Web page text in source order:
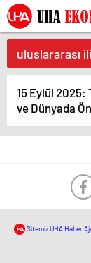
uluslararası
15 Eylül 2025:
ve Dünyada
Gelişmeler
Sitemiz UHA Haber